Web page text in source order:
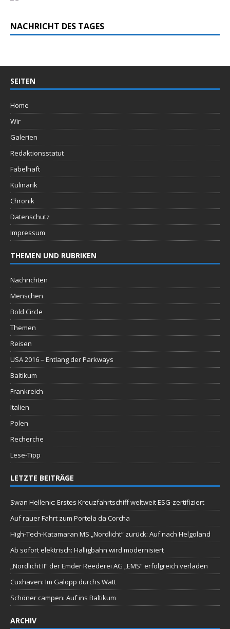
NACHRICHT DES TAGES
SEITEN
Home
Wir
Galerien
Redaktionsstatut
Fabelhaft
Kulinarik
Chronik
Datenschutz
Impressum
THEMEN UND RUBRIKEN
Nachrichten
Menschen
Bold Circle
Themen
Reisen
USA 2016 – Entlang der Parkways
Baltikum
Frankreich
Italien
Polen
Recherche
Lese-Tipp
LETZTE BEITRÄGE
Swan Hellenic: Erstes Kreuzfahrtschiff weltweit ESG-zertifiziert
Auf rauer Fahrt zum Portela da Corcha
High-Tech-Katamaran MS „Nordlicht“ zurück: Auf nach Helgoland
Ab sofort elektrisch: Halligbahn wird modernisiert
„Nordlicht II“ der Emder Reederei AG „EMS“ erfolgreich verladen
Cuxhaven: Im Galopp durchs Watt
Schöner campen: Auf ins Baltikum
ARCHIV